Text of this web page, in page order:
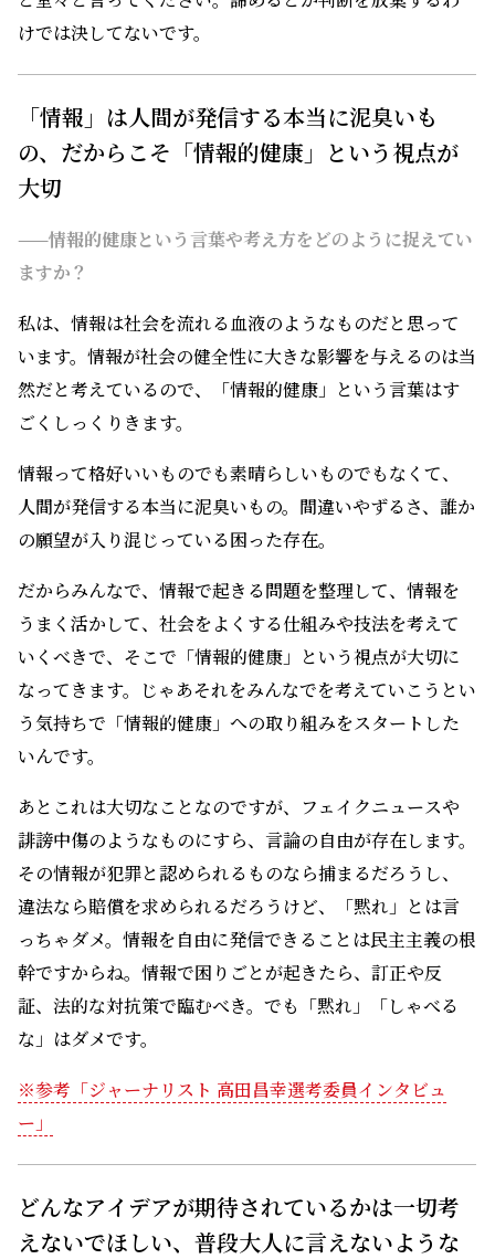
けでは決してないです。
「情報」は人間が発信する本当に泥臭いも
の、だからこそ「情報的健康」という視点が
大切
——情報的健康という言葉や考え方をどのように捉えてい
ますか？
私は、情報は社会を流れる血液のようなものだと思って
います。情報が社会の健全性に大きな影響を与えるのは当
然だと考えているので、「情報的健康」という言葉はす
ごくしっくりきます。
情報って格好いいものでも素晴らしいものでもなくて、
人間が発信する本当に泥臭いもの。間違いやずるさ、誰か
の願望が入り混じっている困った存在。
だからみんなで、情報で起きる問題を整理して、情報を
うまく活かして、社会をよくする仕組みや技法を考えて
いくべきで、そこで「情報的健康」という視点が大切に
なってきます。じゃあそれをみんなでを考えていこうとい
う気持ちで「情報的健康」への取り組みをスタートした
いんです。
あとこれは大切なことなのですが、フェイクニュースや
誹謗中傷のようなものにすら、言論の自由が存在します。
その情報が犯罪と認められるものなら捕まるだろうし、
違法なら賠償を求められるだろうけど、「黙れ」とは言
っちゃダメ。情報を自由に発信できることは民主主義の根
幹ですからね。情報で困りごとが起きたら、訂正や反
証、法的な対抗策で臨むべき。でも「黙れ」「しゃべる
な」はダメです。
※参考「ジャーナリスト 高田昌幸選考委員インタビュ
ー」
どんなアイデアが期待されているかは一切考
えないでほしい、普段大人に言えないような